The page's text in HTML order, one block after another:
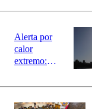
Alerta por
calor
extremo:
activa Alerta